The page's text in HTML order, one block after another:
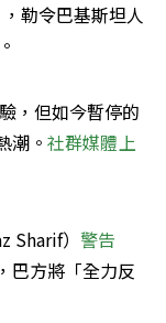
勒令巴基斯坦人
。
，但如今暫停的
潮。 社群媒體上
Sharif） 警告
巴方將「全力反